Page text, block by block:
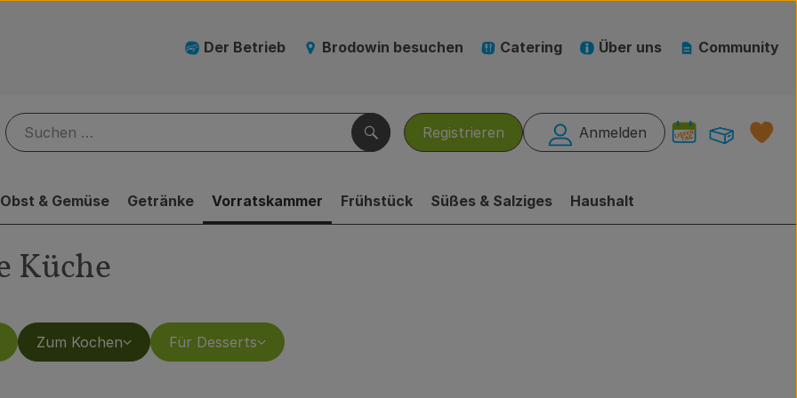
Der Betrieb Brodowin besuchen Catering Über uns Community
Registrieren Anmelden
Suchen
Obst & Gemüse Getränke Vorratskammer Frühstück Süßes & Salziges Haushalt
Küche
Zum Kochen Für Desserts